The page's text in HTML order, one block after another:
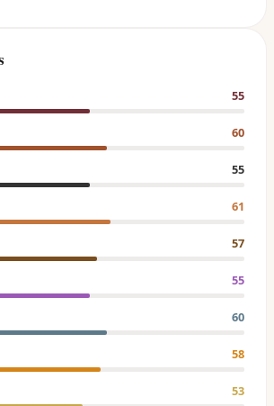
55
60
55
61
57
55
60
58
53